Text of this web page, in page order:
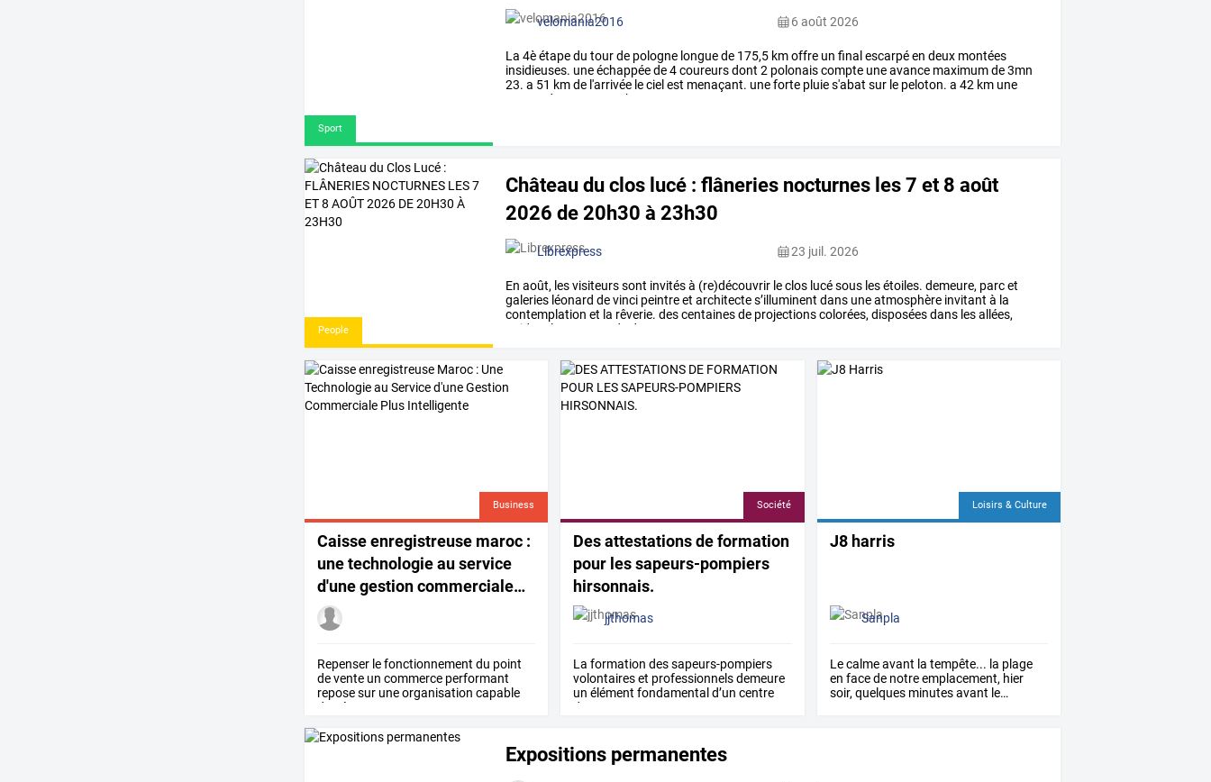
Sport
velomania2016 6 août 2026
La 4èétapedu tourde pologne longuede 175,5 kmoffre un final escarpéen deux montées
insidieuses. uneéchappéede4coureursdont 2 polonaiscompte uneavance maximumde3mn
23. a 51 kmde l'arrivée leciel est menaçant. uneforte pluies'abat sur le peloton. a 42 km une
dans courbe
People
Château du clos lucé : flâneries nocturnes les 7 et 8 août
2026 de 20h30 à 23h30
Librexpress 23 juil. 2026
En août, lesvisiteurssont invitésà (re)découvrir leclos lucésous lesétoiles. demeure, parcet
galeries léonard devinci peintreet architectes’illuminent dans uneatmosphère invitant à la
contemplation et la rêverie. descentainesde projectionscolorées,disposéesdans lesallées,
guident
la promenade des
Business
Caisseenregistreusemaroc:
unetechnologieauservice
d'unegestioncommerciale…
Repenserlefonctionnement du point
deventeun commerceperformant
reposesuruneorganisation capable
de
gérer
Société
Des attestations de formation
pour les sapeurs-pompiers
hirsonnais.
jjthomas
La formation dessapeurs-pompiers
volontaireset professionnelsdemeure
un élément fondamental d’un centre
de
Loisirs & Culture
J8 harris
Sanpla
Lecalmeavant la tempête... la plage
en facedenotreemplacement, hier
soir, quelquesminutesavant le…
Expositions permanentes